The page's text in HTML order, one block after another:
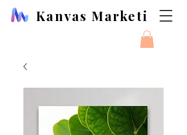
Kanvas Marketi